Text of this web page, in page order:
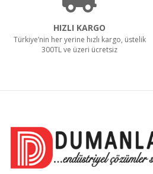
HIZLI KARGO
Türkiye’nin her yerine hızlı kargo, üstelik
300TL ve üzeri ücretsiz